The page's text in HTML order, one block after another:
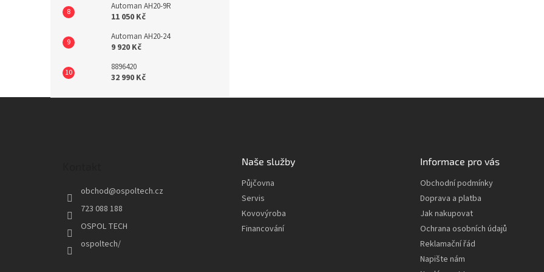
Automan AH20-9R
11 050 Kč
Automan AH20-24
9 920 Kč
8896420
32 990 Kč
obchod@ospoltech.cz
723 088 188
OSPOL TECH
ospoltech/
Naše služby
Půjčovna
Servis
Kovovýroba
Financování
Informace pro vás
Obchodní podmínky
Doprava a platba
Jak nakupovat
Ochrana osobních údajů
Reklamační řád
Napište nám